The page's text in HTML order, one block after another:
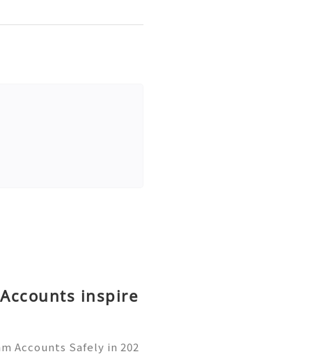
inspire
Accounts Safely in 202